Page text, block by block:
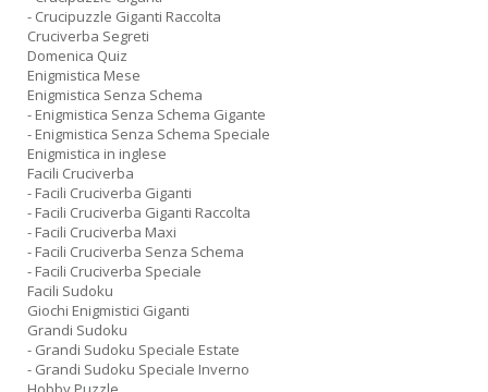
- Crucipuzzle Giganti Raccolta
Cruciverba Segreti
Domenica Quiz
Enigmistica Mese
Enigmistica Senza Schema
- Enigmistica Senza Schema Gigante
- Enigmistica Senza Schema Speciale
Enigmistica in inglese
Facili Cruciverba
- Facili Cruciverba Giganti
- Facili Cruciverba Giganti Raccolta
- Facili Cruciverba Maxi
- Facili Cruciverba Senza Schema
- Facili Cruciverba Speciale
Facili Sudoku
Giochi Enigmistici Giganti
Grandi Sudoku
- Grandi Sudoku Speciale Estate
- Grandi Sudoku Speciale Inverno